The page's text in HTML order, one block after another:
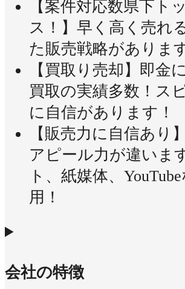
【案件対応数県下ト
ス！】早く高く売れ
た販売戦略がありま
【買取り売却】即金
買取の実績多数！ス
に自信があります！
【販売力に自信あり
アピール力が違いま
ト、紙媒体、
用！
会社の特徴